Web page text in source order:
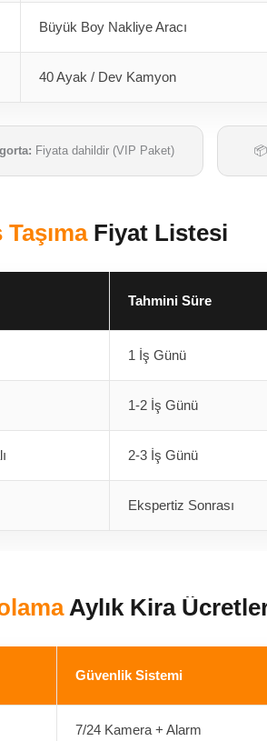
Büyük Boy Nakliye Aracı
40 Ayak / Dev Kamyon
Fiyata dahildir (VIP Paket) 📦
Fiyat Listesi
Tahmini Süre
1 İş Günü
1-2 İş Günü
2-3 İş Günü
Ekspertiz Sonrası
Aylık Kira
Güvenlik Sistemi
7/24 Kamera + Alarm